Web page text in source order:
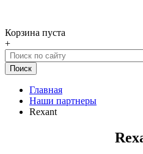
Корзина пуста
+
Главная
Наши партнеры
Rexant